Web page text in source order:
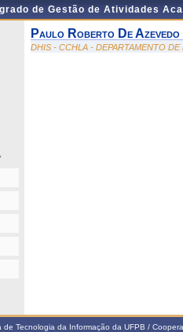
de Gestão de Atividades
Paulo Roberto De Azevedo
DHIS - CCHLA - DEPARTAMENTO DE
de Tecnologia da Informação da UFPB /